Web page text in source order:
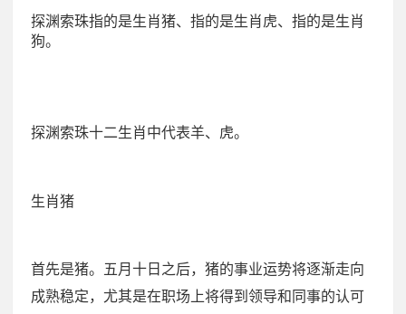
探渊索珠指的是生肖猪、指的是生肖虎、指的是生肖
狗。
探渊索珠十二生肖中代表羊、虎。
生肖猪
首先是猪。五月十日之后，猪的事业运势将逐渐走向
成熟稳定，尤其是在职场上将得到领导和同事的认可